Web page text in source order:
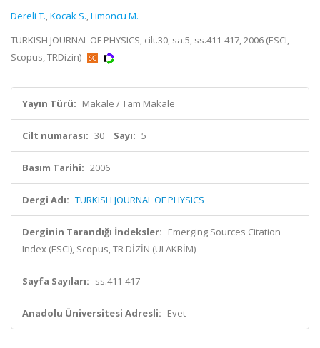
Dereli T.,Kocak S.,Limoncu M.
TURKISH JOURNAL OF PHYSICS, cilt.30, sa.5, ss.411-417, 2006 (ESCI,
Scopus, TRDizin)
Yayın Türü: Makale / Tam Makale
Cilt numarası: 30 Sayı: 5
Basım Tarihi: 2006
Dergi Adı: TURKISH JOURNAL OF PHYSICS
Derginin Tarandığı İndeksler: Emerging Sources Citation
Index (ESCI), Scopus, TR DİZİN (ULAKBİM)
Sayfa Sayıları: ss.411-417
Anadolu Üniversitesi Adresli: Evet